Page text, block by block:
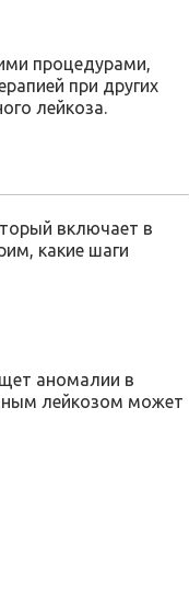
процедурами,
при других
лейкоза.
включает в
какие шаги
аномалии в
лейкозом может